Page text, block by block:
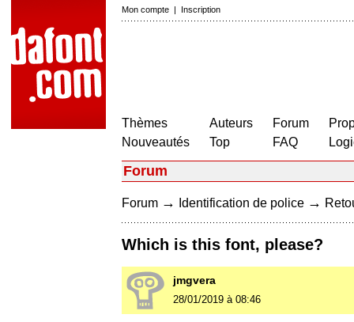
Mon compte | Inscription
Thèmes
Nouveautés
Auteurs
Top
Forum
FAQ
Forum
Forum → Identification de police →
Which is this font, please?
jmgvera
28/01/2019 à 08:46